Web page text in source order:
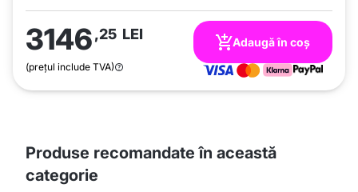
3146,25 LEI
(prețul include TVA)
Adaugă în coș
Produse recomandate în această
categorie